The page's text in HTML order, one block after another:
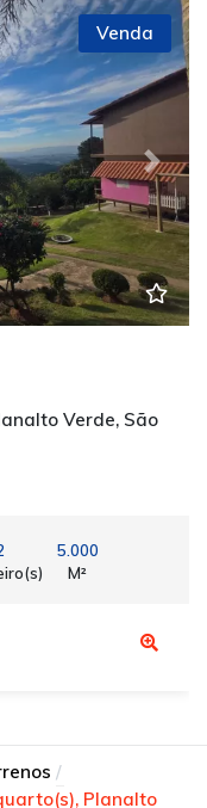
Next
Venda
Verde, São
5.000
M²
Planalto